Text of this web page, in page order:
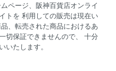
ページ、阪神百貨店オンライ
トを 利用しての販売は現在い
、転売された商品におけるあ
切保証できませんので、 十分
いたします。